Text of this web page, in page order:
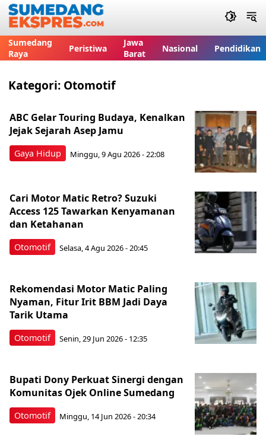
Sumedang
Raya
Peristiwa
Jawa
Barat
Nasional Pendidikan
Kategori: Otomotif
Gaya Hidup
ABC Gelar Touring Budaya, Kenalkan
Jejak Sejarah Asep Jamu
Minggu, 9 Agu 2026 - 22:08
Otomotif
Cari Motor Matic Retro? Suzuki
Access 125 Tawarkan Kenyamanan
dan Ketahanan
Selasa, 4 Agu 2026 - 20:45
Otomotif
Rekomendasi Motor Matic Paling
Nyaman, Fitur Irit BBM Jadi Daya
Tarik Utama
Senin, 29 Jun 2026 - 12:35
Otomotif
Bupati Dony Perkuat Sinergi dengan
Komunitas Ojek Online Sumedang
Minggu, 14 Jun 2026 - 20:34